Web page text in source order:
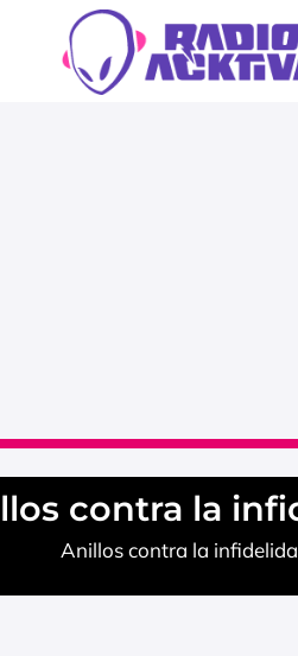
contra la
Anillos contra la